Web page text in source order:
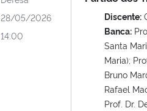
28/05/2026
14:00
Discente:
Banca:
Santa
Maria);
Bruno
Rafael
Prof. Dr.